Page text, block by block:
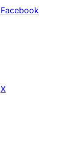
Facebook
X